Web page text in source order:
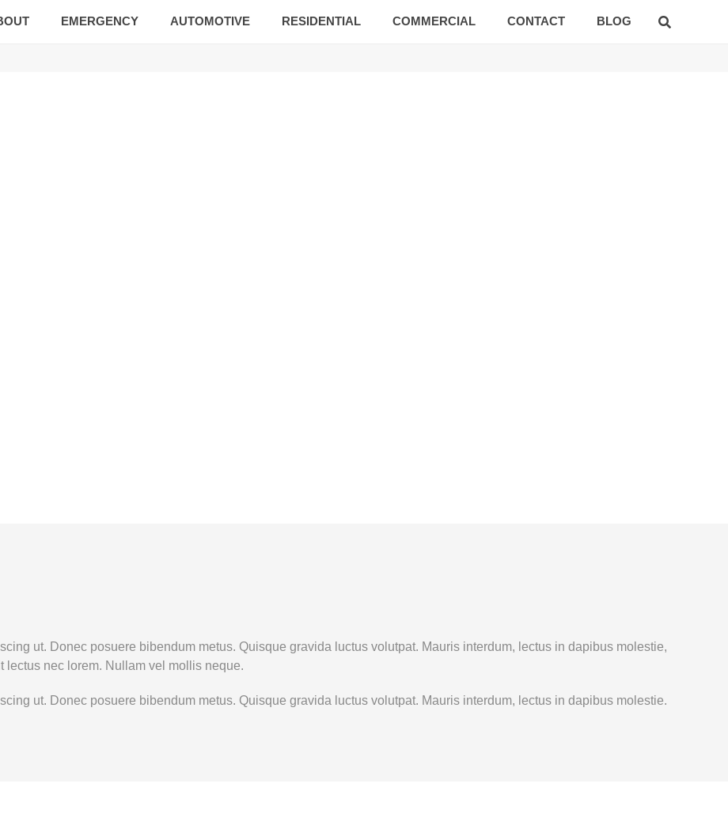
EMERGENCY AUTOMOTIVE RESIDENTIAL COMMERCIAL CONTACT BLOG
ut. Donec posuere bibendum metus. Quisque gravida luctus volutpat. Mauris interdum, lectus in dapibus molestie,
nec lorem. Nullam vel mollis neque.
ut. Donec posuere bibendum metus. Quisque gravida luctus volutpat. Mauris interdum, lectus in dapibus molestie.